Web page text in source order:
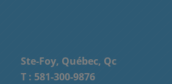
Ste-Foy, Québec, Qc
T : 581-300-9876